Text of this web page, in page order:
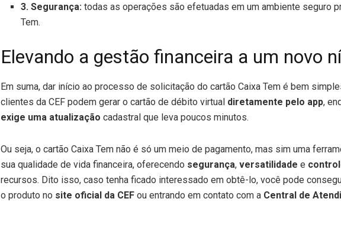
3. Segurança: todas as operações são efetuadas em um ambiente seguro
Tem.
Elevando a gestão financeira a um novo
Em suma, dar início ao processo de solicitação do cartão Caixa Tem é bem
clientes da CEF podem gerar o cartão de débito virtual diretamente pelo app,
exige uma atualização cadastral que leva poucos minutos.
Ou seja, o cartão Caixa Tem não é só um meio de pagamento, mas sim uma
sua qualidade de vida financeira, oferecendo segurança, versatilidade e
recursos. Dito isso, caso tenha ficado interessado em obtê-lo, você pode
o produto no site oficial da CEF ou entrando em contato com a Central de